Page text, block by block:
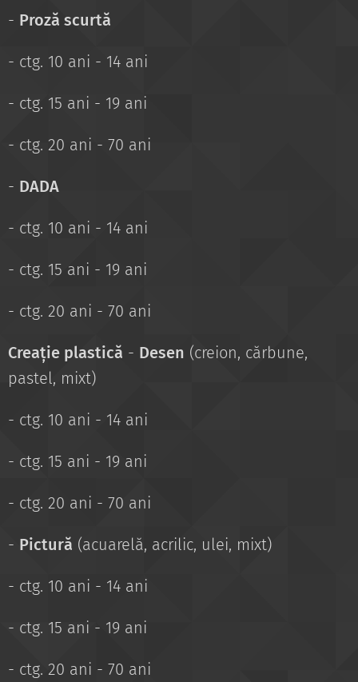
- Proză scurtă
- ctg. 10 ani - 14 ani
- ctg. 15 ani - 19 ani
- ctg. 20 ani - 70 ani
- DADA
- ctg. 10 ani - 14 ani
- ctg. 15 ani - 19 ani
- ctg. 20 ani - 70 ani
Creație plastică - Desen (creion, cărbune,
pastel, mixt)
- ctg. 10 ani - 14 ani
- ctg. 15 ani - 19 ani
- ctg. 20 ani - 70 ani
- Pictură (acuarelă, acrilic, ulei, mixt)
- ctg. 10 ani - 14 ani
- ctg. 15 ani - 19 ani
- ctg. 20 ani - 70 ani